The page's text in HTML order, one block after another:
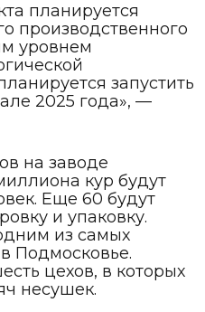
планируется
производственного
уровнем
запустить
2025 года», —
на заводе
кур будут
Еще 60 будут
и упаковку.
из самых
Подмосковье.
цехов, в которых
несушек.